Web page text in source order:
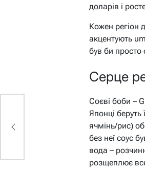
доларів і
Кожен регіон
акцентують
був би
Серце
Соєві боби –
Японці
ячмінь/рис)
без неї соус
вода –
розщеплює